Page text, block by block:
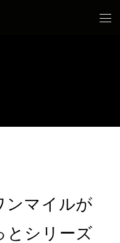
ンマイルが
とシリーズ